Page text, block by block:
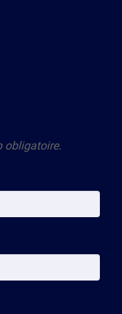
obligatoire.